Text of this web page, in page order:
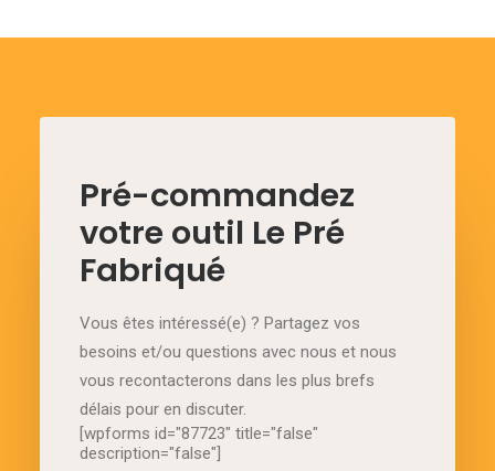
Pré-commandez
votre outil Le Pré
Fabriqué
Vous êtes intéressé(e) ? Partagez vos
besoins et/ou questions avec nous et nous
vous recontacterons dans les plus brefs
délais pour en discuter.
[wpforms id="87723" title="false"
description="false"]